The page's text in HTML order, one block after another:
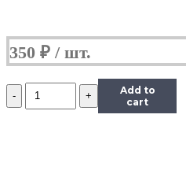
350 ₽
Количество
Дозирующее
Add to
cart